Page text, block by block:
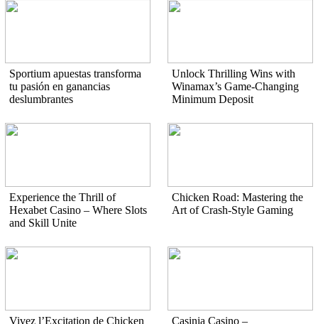
Sportium apuestas transforma
tu pasión en ganancias
deslumbrantes
Unlock Thrilling Wins with
Winamax’s Game-Changing
Minimum Deposit
Experience the Thrill of
Hexabet Casino – Where Slots
and Skill Unite
Chicken Road: Mastering the
Art of Crash-Style Gaming
Vivez l’Excitation de Chicken
Casinia Casino –